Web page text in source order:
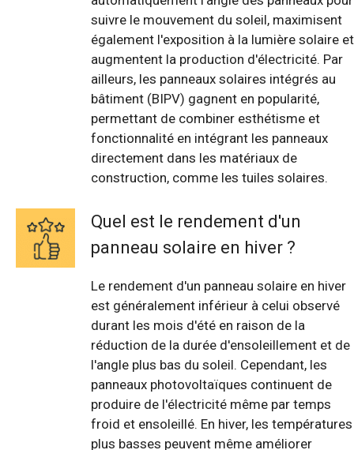
suivre le mouvement du soleil, maximisent
également l'exposition à la lumière solaire et
augmentent la production d'électricité. Par
ailleurs, les panneaux solaires intégrés au
bâtiment (BIPV) gagnent en popularité,
permettant de combiner esthétisme et
fonctionnalité en intégrant les panneaux
directement dans les matériaux de
construction, comme les tuiles solaires.
Quel est le rendement d'un
panneau solaire en hiver ?
Le rendement d'un panneau solaire en hiver
est généralement inférieur à celui observé
durant les mois d'été en raison de la
réduction de la durée d'ensoleillement et de
l'angle plus bas du soleil. Cependant, les
panneaux photovoltaïques continuent de
produire de l'électricité même par temps
froid et ensoleillé. En hiver, les températures
plus basses peuvent même améliorer